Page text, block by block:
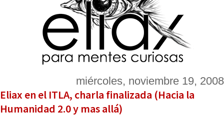
miércoles, noviembre 19, 2008
Eliax en el ITLA, charla finalizada (Hacia la
Humanidad 2.0 y mas allá)